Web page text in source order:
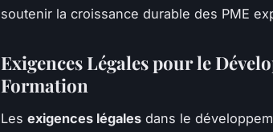
soutenir la croissance durable des PME
Exigences Légales pour le
Formation
Les exigences légales dans le